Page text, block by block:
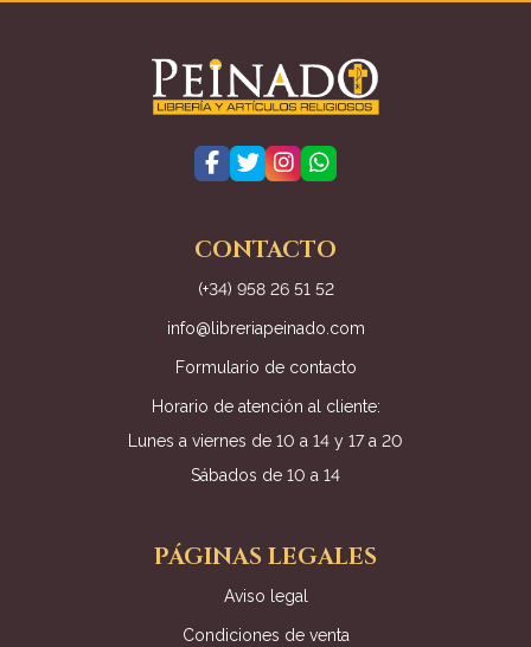
CONTACTO
(+34) 958 26 51 52
info@libreriapeinado.com
Formulario de contacto
Horario de atención al cliente:
Lunes a viernes de 10 a 14 y 17 a 20
Sábados de 10 a 14
PÁGINAS LEGALES
Aviso legal
Condiciones de venta